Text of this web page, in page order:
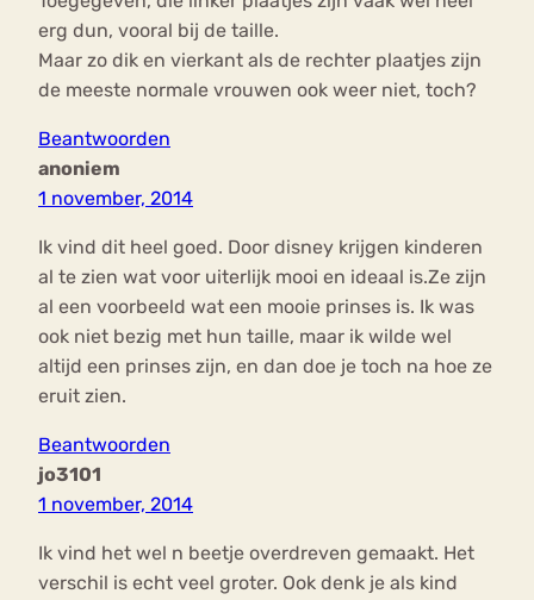
erg dun, vooral bij de taille.
Maar zo dik en vierkant als de rechter plaatjes zijn
de meeste normale vrouwen ook weer niet, toch?
Beantwoorden
anoniem
1 november, 2014
Ik vind dit heel goed. Door disney krijgen kinderen
al te zien wat voor uiterlijk mooi en ideaal is.Ze zijn
al een voorbeeld wat een mooie prinses is. Ik was
ook niet bezig met hun taille, maar ik wilde wel
altijd een prinses zijn, en dan doe je toch na hoe ze
eruit zien.
Beantwoorden
jo3101
1 november, 2014
Ik vind het wel n beetje overdreven gemaakt. Het
verschil is echt veel groter. Ook denk je als kind